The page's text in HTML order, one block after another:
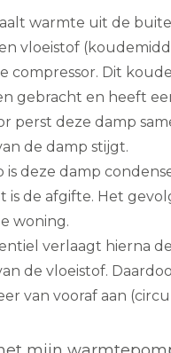
warmte uit de
vloeistof
compressor. Dit
gebracht en heeft
perst deze damp
de damp stijgt.
is deze damp
is de afgifte. Het
woning.
verlaagt hierna
de vloeistof.
van vooraf aan